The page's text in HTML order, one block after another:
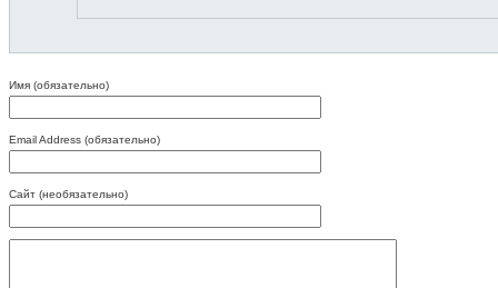
Имя (обязательно)
Email Address (обязательно)
Сайт (необязательно)